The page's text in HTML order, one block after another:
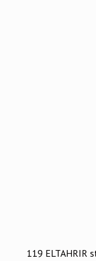
119 ELTAHRIR